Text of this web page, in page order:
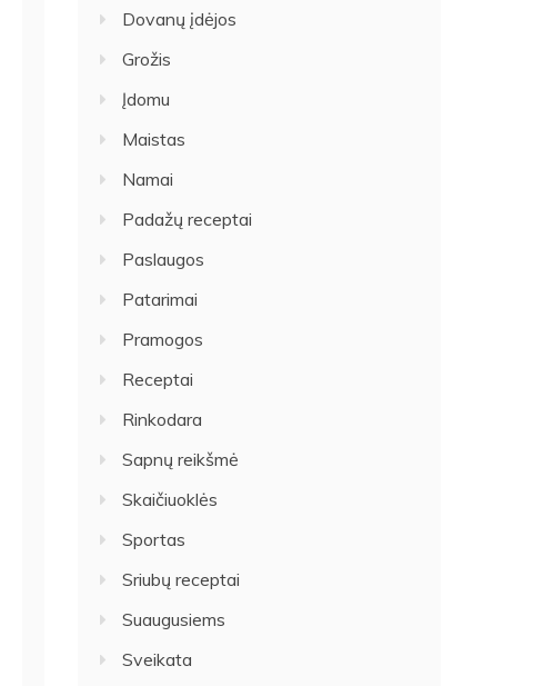
Dovanų įdėjos
Grožis
Įdomu
Maistas
Namai
Padažų receptai
Paslaugos
Patarimai
Pramogos
Receptai
Rinkodara
Sapnų reikšmė
Skaičiuoklės
Sportas
Sriubų receptai
Suaugusiems
Sveikata